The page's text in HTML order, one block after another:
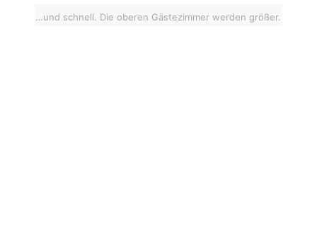
…und schnell. Die oberen Gästezimmer werden größer.